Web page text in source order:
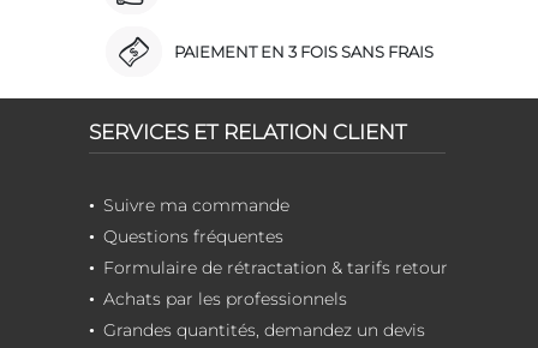
PAIEMENT EN 3 FOIS SANS FRAIS
SERVICES ET RELATION CLIENT
Suivre ma commande
Questions fréquentes
Formulaire de rétractation & tarifs retour
Achats par les professionnels
Grandes quantités, demandez un devis